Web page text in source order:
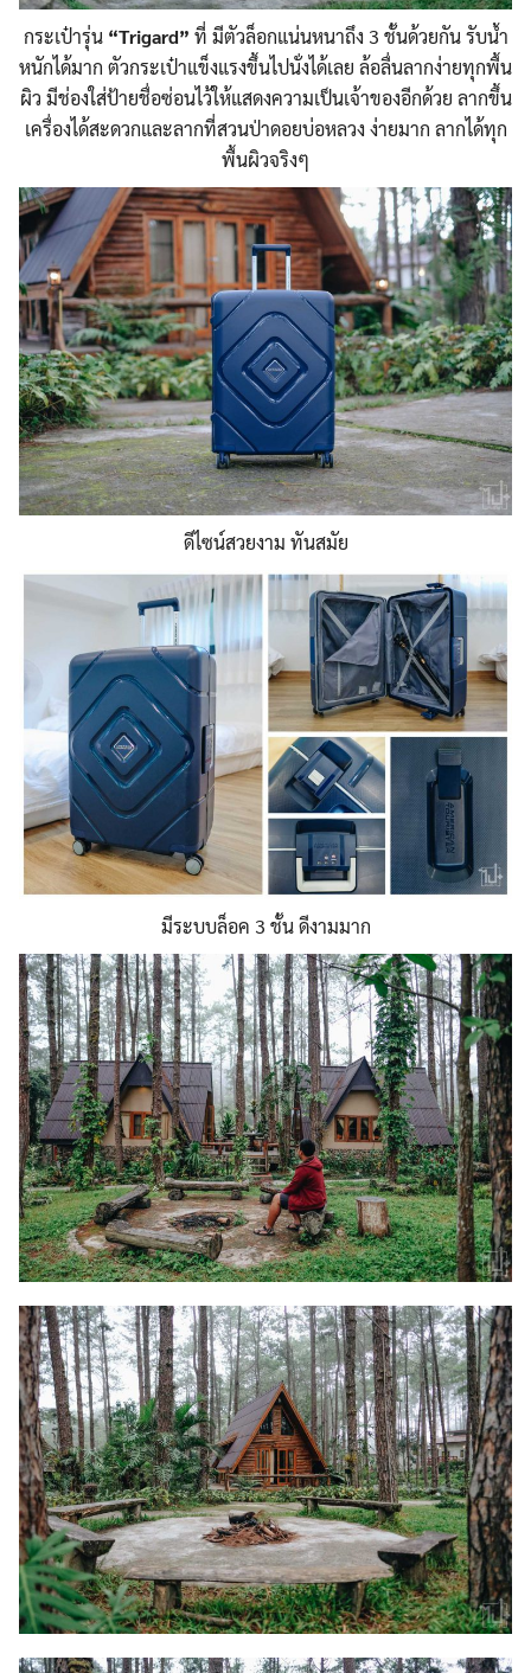
กระเป๋ารุ่น “Trigard” ที่ มีตัวล็อกแน่นหนาถึง 3 ชั้นด้วยกัน รับน้ำ
หนักได้มาก ตัวกระเป๋าแข็งแรงขึ้นไปนั่งได้เลย ล้อลื่นลากง่ายทุกพื้น
ผิว มีช่องใส่ป้ายชื่อซ่อนไว้ให้แสดงความเป็นเจ้าของอีกด้วย ลากขึ้น
เครื่องได้สะดวกและลากที่สวนป่าดอยบ่อหลวง ง่ายมาก ลากได้ทุก
พื้นผิวจริงๆ
ดีไซน์สวยงาม ทันสมัย
มีระบบล็อค 3 ชั้น ดีงามมาก